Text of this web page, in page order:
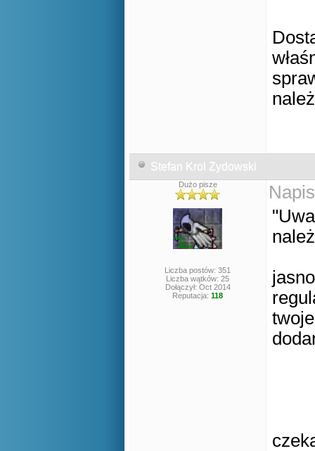
Stefan Krol Zydowski
Dużo pisze
Liczba postów: 351
Liczba wątków: 25
Dołączył: Oct 2014
Reputacja: 118